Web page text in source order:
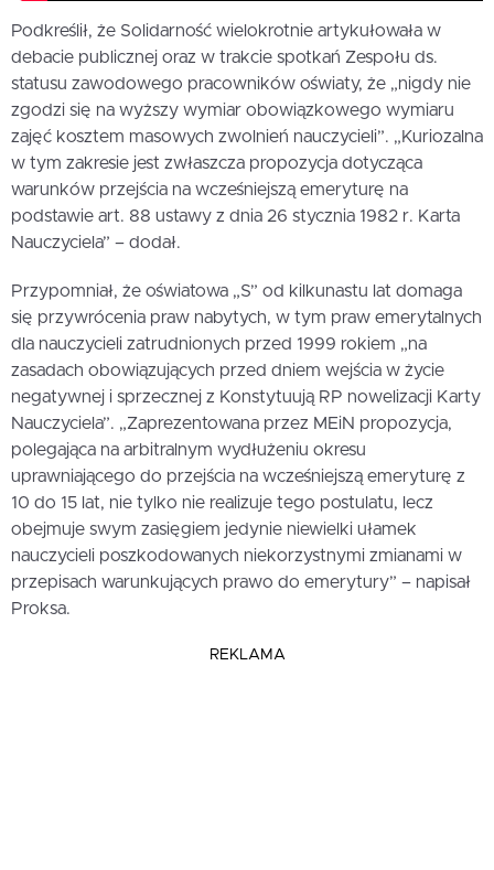
Podkreślił, że Solidarność wielokrotnie artykułowała w
debacie publicznej oraz w trakcie spotkań Zespołu ds.
statusu zawodowego pracowników oświaty, że „nigdy nie
zgodzi się na wyższy wymiar obowiązkowego wymiaru
zajęć kosztem masowych zwolnień nauczycieli”. „Kuriozalna
w tym zakresie jest zwłaszcza propozycja dotycząca
warunków przejścia na wcześniejszą emeryturę na
podstawie art. 88 ustawy z dnia 26 stycznia 1982 r. Karta
Nauczyciela” – dodał.
Przypomniał, że oświatowa „S” od kilkunastu lat domaga
się przywrócenia praw nabytych, w tym praw emerytalnych
dla nauczycieli zatrudnionych przed 1999 rokiem „na
zasadach obowiązujących przed dniem wejścia w życie
negatywnej i sprzecznej z Konstytuują RP nowelizacji Karty
Nauczyciela”. „Zaprezentowana przez MEiN propozycja,
polegająca na arbitralnym wydłużeniu okresu
uprawniającego do przejścia na wcześniejszą emeryturę z
10 do 15 lat, nie tylko nie realizuje tego postulatu, lecz
obejmuje swym zasięgiem jedynie niewielki ułamek
nauczycieli poszkodowanych niekorzystnymi zmianami w
przepisach warunkujących prawo do emerytury” – napisał
Proksa.
REKLAMA